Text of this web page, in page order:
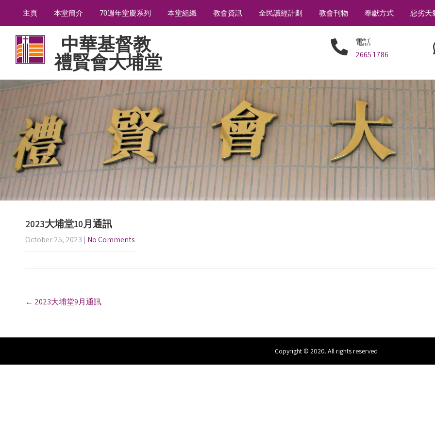
主頁 本堂簡介 70週年堂慶系列 本堂組織 教會資訊 全民讀經計劃 教會刊物 奉獻方式 惡劣天
中華基督教
禮賢會大埔堂
電話
2665 1786
2023大埔堂10月通訊
October 25, 2023 | No Comments
o
n
← 2023大埔堂9月通訊
Copyright © 2020. All rights reserved